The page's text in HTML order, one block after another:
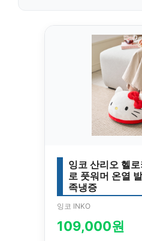
잉코 산리오 헬
로 풋워머 온열
족냉증
잉코 INKO
109,000원